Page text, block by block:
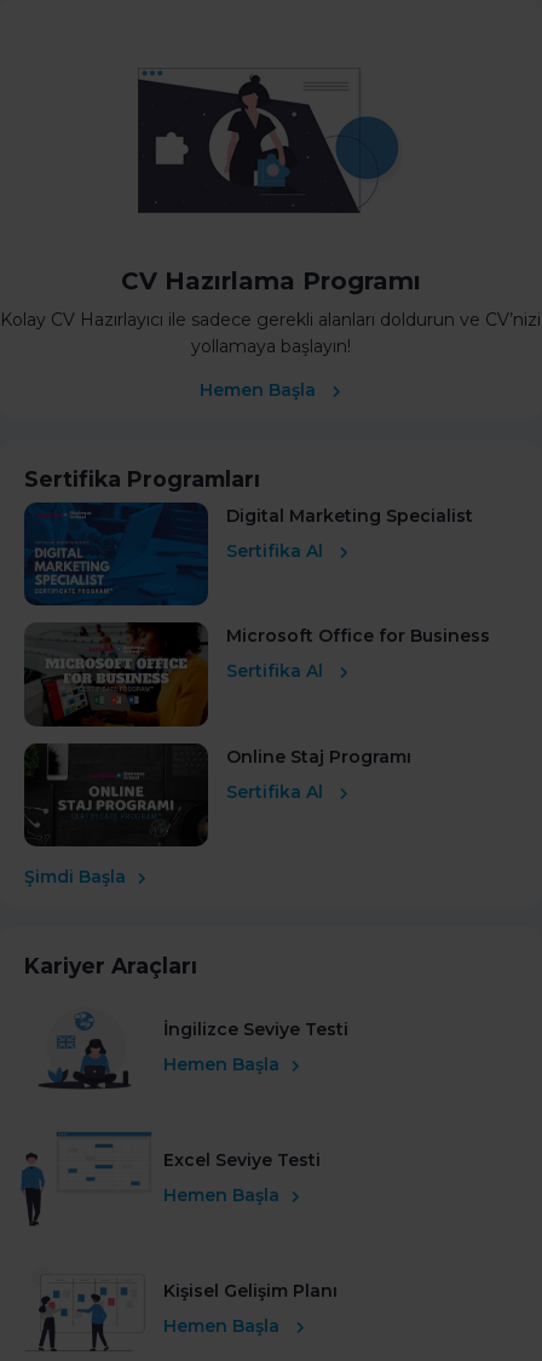
CV Hazırlama Programı
Kolay CV Hazırlayıcı ile sadece gerekli alanları doldurun ve CV’nizi
yollamaya başlayın!
Hemen Başla
Sertifika Programları
Digital Marketing Specialist
Sertifika Al
Microsoft Office for Business
Sertifika Al
Online Staj Programı
Sertifika Al
Şimdi Başla
Kariyer Araçları
İngilizce Seviye Testi
Hemen Başla
Excel Seviye Testi
Hemen Başla
Kişisel Gelişim Planı
Hemen Başla